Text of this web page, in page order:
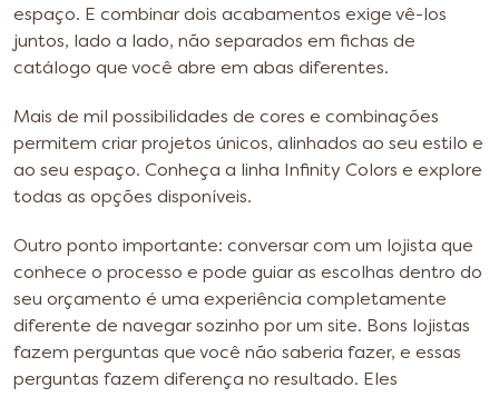
espaço. E combinar dois acabamentos exige vê-los
juntos, lado a lado, não separados em fichas de
catálogo que você abre em abas diferentes.
Mais de mil possibilidades de cores e combinações
permitem criar projetos únicos, alinhados ao seu estilo e
ao seu espaço. Conheça a linha Infinity Colors e explore
todas as opções disponíveis.
Outro ponto importante: conversar com um lojista que
conhece o processo e pode guiar as escolhas dentro do
seu orçamento é uma experiência completamente
diferente de navegar sozinho por um site. Bons lojistas
fazem perguntas que você não saberia fazer, e essas
perguntas fazem diferença no resultado. Eles